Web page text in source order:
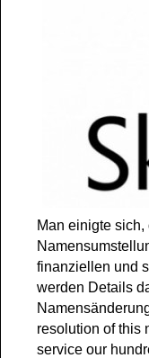
Man einigte
finanziellen und
werden Details
resolution of this
service our